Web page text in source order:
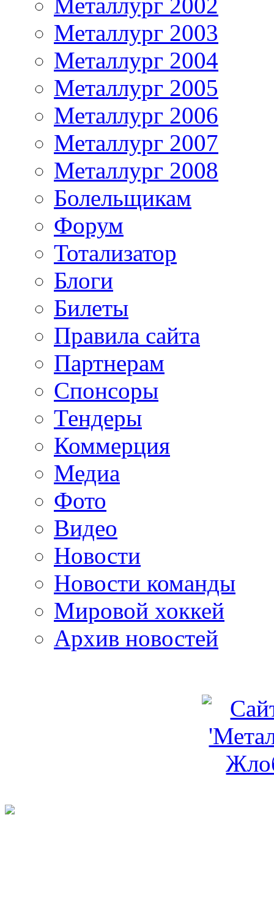
Металлург 2003
Металлург 2004
Металлург 2005
Металлург 2006
Металлург 2007
Металлург 2008
Болельщикам
Форум
Тотализатор
Блоги
Билеты
Правила сайта
Партнерам
Спонсоры
Тендеры
Коммерция
Медиа
Фото
Видео
Новости
Новости команды
Мировой хоккей
Архив новостей